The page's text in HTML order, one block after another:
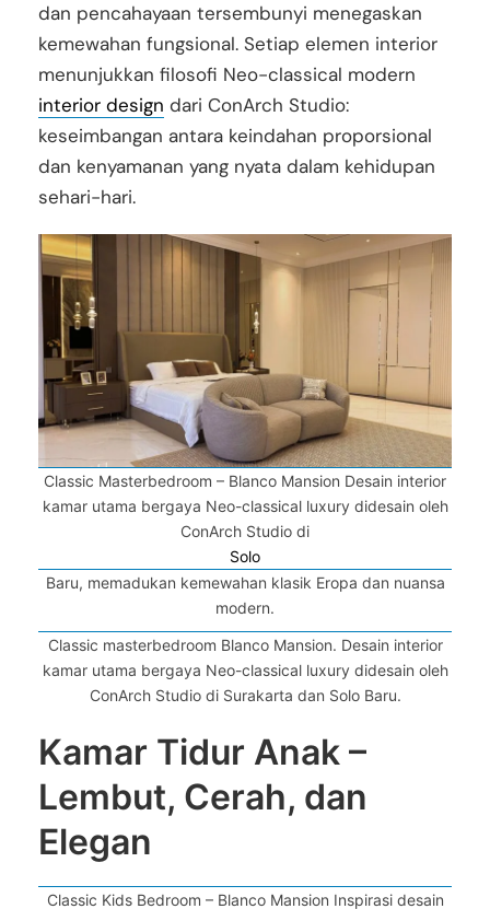
dan pencahayaan tersembunyi menegaskan
kemewahan fungsional. Setiap elemen interior
menunjukkan filosofi Neo-classical modern
interior design dari ConArch Studio:
keseimbangan antara keindahan proporsional
dan kenyamanan yang nyata dalam kehidupan
sehari-hari.
Classic Masterbedroom – Blanco Mansion Desain interior
kamar utama bergaya Neo-classical luxury didesain oleh
ConArch Studio di
Solo
Baru, memadukan kemewahan klasik Eropa dan nuansa
modern.
Classic masterbedroom Blanco Mansion. Desain interior
kamar utama bergaya Neo-classical luxury didesain oleh
ConArch Studio di Surakarta dan Solo Baru.
Kamar Tidur Anak –
Lembut, Cerah, dan
Elegan
Classic Kids Bedroom – Blanco Mansion Inspirasi desain